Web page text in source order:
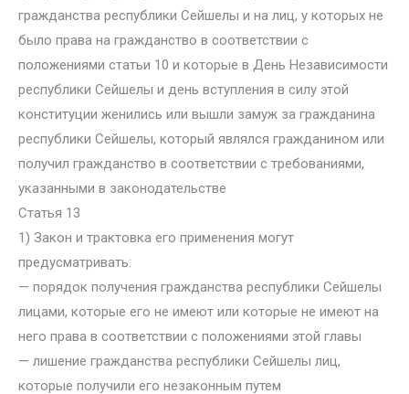
гражданства республики Сейшелы и на лиц, у которых не
было права на гражданство в соответствии с
положениями статьи 10 и которые в День Независимости
республики Сейшелы и день вступления в силу этой
конституции женились или вышли замуж за гражданина
республики Сейшелы, который являлся гражданином или
получил гражданство в соответствии с требованиями,
указанными в законодательстве
Статья 13
1) Закон и трактовка его применения могут
предусматривать:
— порядок получения гражданства республики Сейшелы
лицами, которые его не имеют или которые не имеют на
него права в соответствии с положениями этой главы
— лишение гражданства республики Сейшелы лиц,
которые получили его незаконным путем